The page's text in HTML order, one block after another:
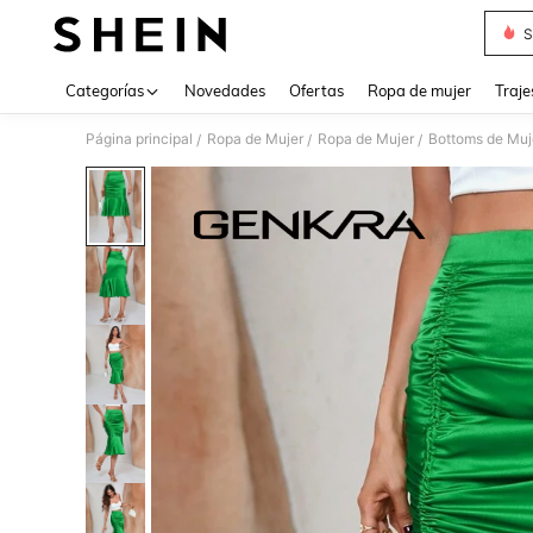
Categorías Novedades Ofertas Ropa de mujer
Página principal / Ropa de Mujer / Ropa de Mujer / Bottoms de